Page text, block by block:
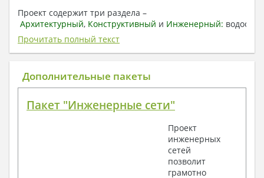
Проект содержит три раздела –
Архитектурный, Конструктивный и Инженерный:
отопление, вентиляция, канализация,
электроснабжение (приобретается за дополнительную
плату) + Пояснительная записка.
1. Архитектурный раздел:
План координационных осей
Поэтажные маркировочные планы с
Разрезы и состав конструкций
Фасады с ведомостью внешних отделок
Прочитать полный текст
Дополнительные пакеты
Пакет "Инженерные сети"
Проект
инженерных
сетей
позволит
грамотно